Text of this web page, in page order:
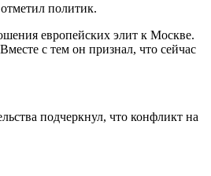
политик.
европейских элит к Москве.
с тем он признал, что сейчас
подчеркнул, что конфликт на